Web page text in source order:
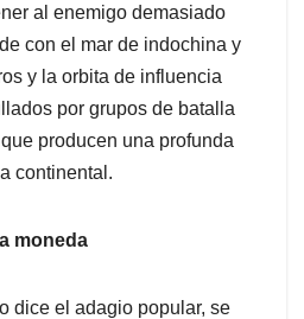
al enemigo demasiado
con el mar de indochina y
y la orbita de influencia
por grupos de batalla
producen una profunda
continental.
moneda
dice el adagio popular, se